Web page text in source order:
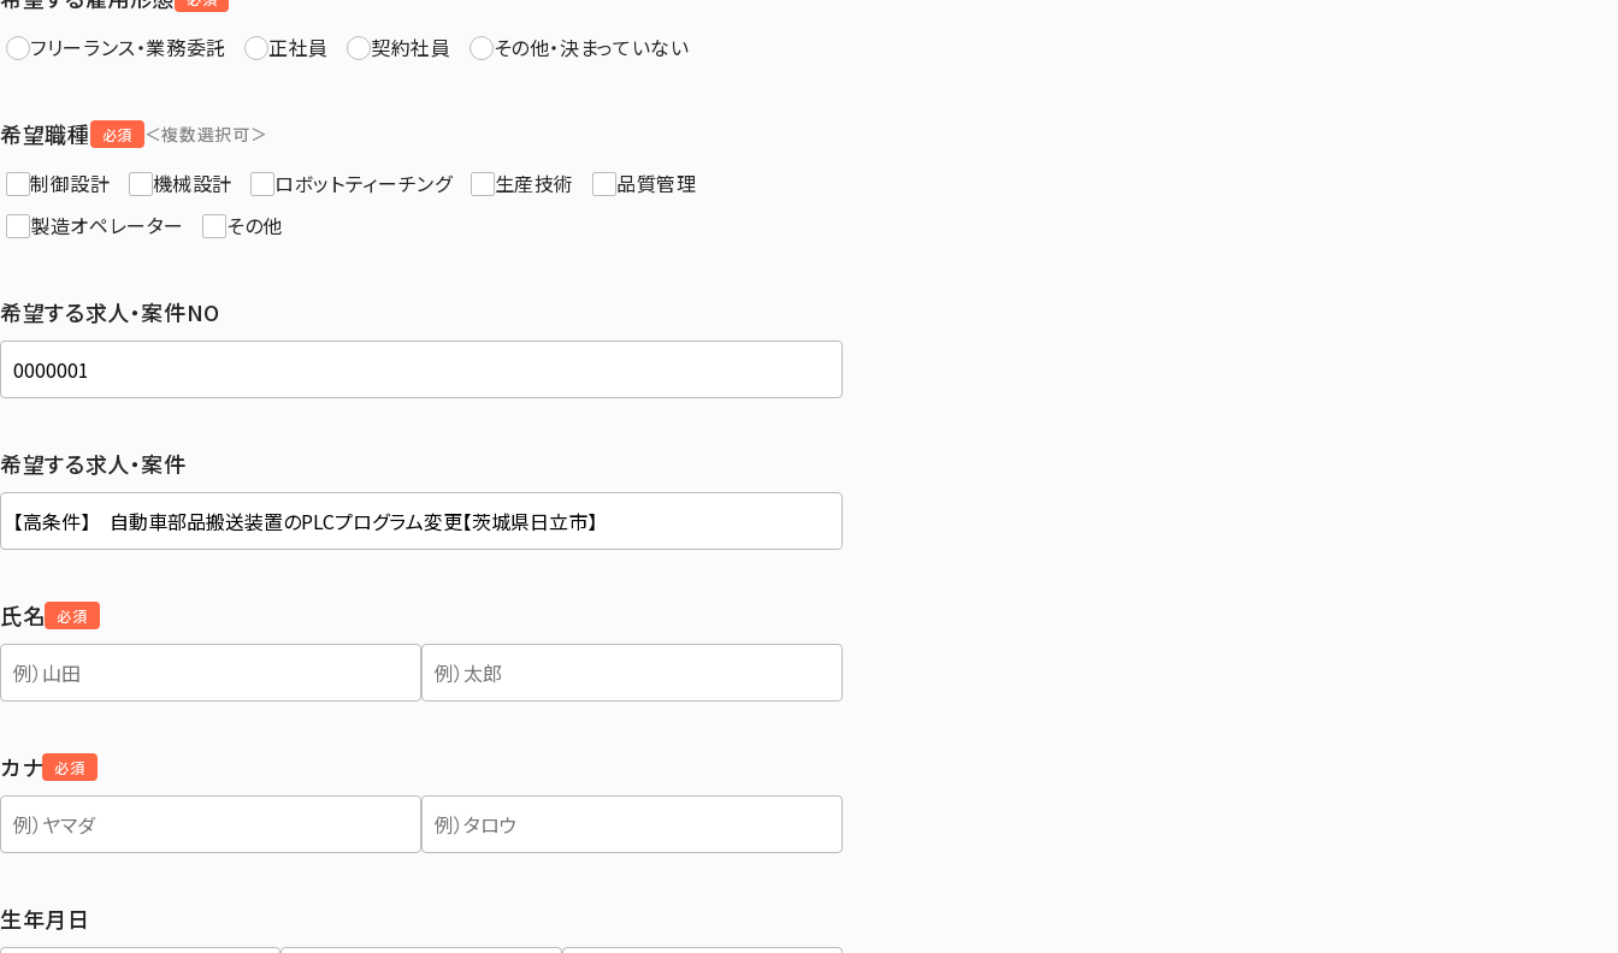
フリーランス・業務委託 正社員 契約社員 その他・決まっていない
希望職種 必須 ＜複数選択可＞
制御設計 機械設計 ロボットティーチング 生産技術
品質管理
製造オペレーター
その他
希望する求人・案件NO
希望する求人・案件
氏名 必須
カナ 必須
生年月日